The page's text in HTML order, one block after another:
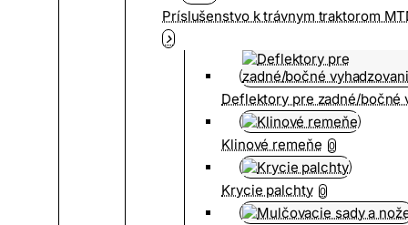
Príslušenstvo k trávnym traktorom
Deflektory pre zadné/bočné
Klinové remeňe 0
Krycie palchty 0